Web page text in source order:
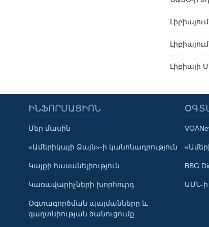
Learning English
ՀԵՏԵՒԵՔ ՄԵԶ
Լեզուներ
Լիբիայի
ԻՆՖՈՐՄԱՑԻՈՆ
Մեր մասին
«Ամերիկայի Ձայն»-ի կանոնադրություն
Կայքի հասանելիություն
Կառավարիչների խորհուրդ
Օգտագործման պայմանները և
գաղտնիության ծանուցումը
BBG
ԱՄՆ-